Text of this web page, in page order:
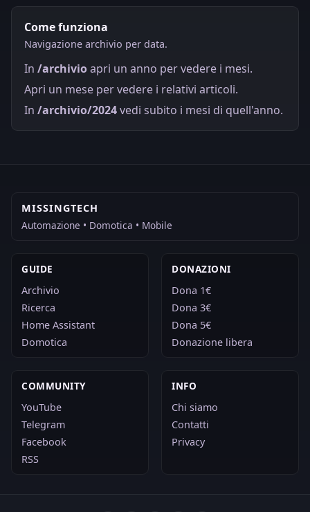
Come funziona
Navigazione archivio per data.
In /archivioapri un anno per vedere i mesi.
Apri un mese per vedere i relativi articoli.
In /archivio/2024vedi subito i mesi di quell'anno.
MISSINGTECH
Automazione • Domotica • Mobile
GUIDE
Archivio
Ricerca
Home Assistant
Domotica
DONAZIONI
Dona 1€
Dona 3€
Dona 5€
Donazione libera
COMMUNITY
YouTube
Telegram
Facebook
RSS
INFO
Chi siamo
Contatti
Privacy